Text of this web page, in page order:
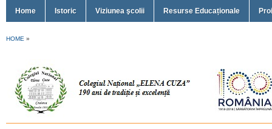
Home Istoric Viziunea şcolii Resurse Educaționale
HOME »